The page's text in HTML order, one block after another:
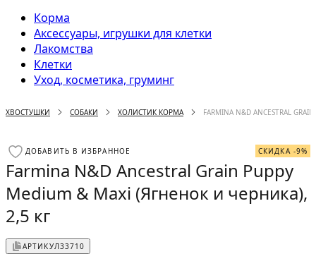
Корма
Аксессуары, игрушки для клетки
Лакомства
Клетки
Уход, косметика, груминг
ХВОСТУШКИ СОБАКИ ХОЛИСТИК КОРМА FARMINA N&D ANCESTRAL
ДОБАВИТЬ В ИЗБРАННОЕ СКИДКА -9%
Farmina N&D Ancestral Grain Puppy
Medium & Maxi (Ягненок и черника),
2,5 кг
АРТИКУЛ33710